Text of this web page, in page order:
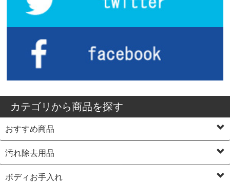
カテゴリから商品を探す
おすすめ商品
汚れ除去用品
ボディお手入れ